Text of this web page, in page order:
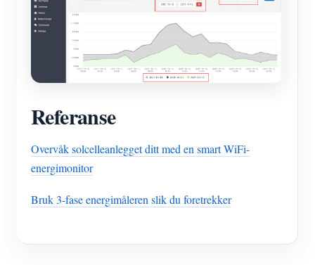
Referanse
Overvåk solcelleanlegget ditt med en smart WiFi-
energimonitor
Bruk 3-fase energimåleren slik du foretrekker